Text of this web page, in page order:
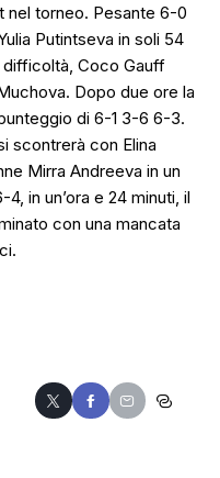
nel torneo. Pesante 6-0
Putintseva in soli 54
difficoltà, Coco Gauff
Dopo due ore la
di 6-1 3-6 6-3.
scontrerà con Elina
Mirra Andreeva in un
in un’ora e 24 minuti, il
con una mancata